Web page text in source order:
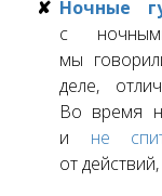
Ночные
с
мы
деле,
Во время
и не
от